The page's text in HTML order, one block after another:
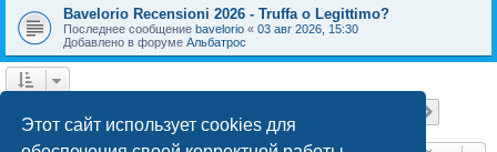
Этот сайт использует cookies для
Bavelorio Recensioni 2026 - Truffa o Legittimo?
Последнее сообщение bavelorio « 03 авг 2026, 15:30
Добавлено в форуме Альбатрос